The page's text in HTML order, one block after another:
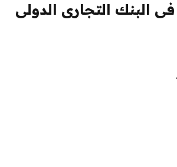
فى البنك التجارى الدولى